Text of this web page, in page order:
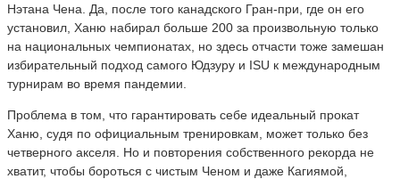
Нэтана Чена. Да, после того канадского Гран-при, где он его
установил, Ханю набирал больше 200 за произвольную только
на национальных чемпионатах, но здесь отчасти тоже замешан
избирательный подход самого Юдзуру и ISU к международным
турнирам во время пандемии.
Проблема в том, что гарантировать себе идеальный прокат
Ханю, судя по официальным тренировкам, может только без
четверного акселя. Но и повторения собственного рекорда не
хватит, чтобы бороться с чистым Ченом и даже Кагиямой,